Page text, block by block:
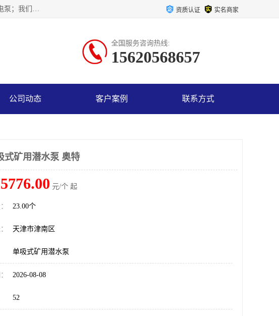
天津奥特泵业有限公司主要从事：不锈钢潜水泵、大流量潜水泵、高扬程潜水泵、矿用潜水泵、耐高温潜水泵、潜油电泵；我们以开发研制生产各种用途的水泵为主，历经十多年艰苦创业，已成为总资产达伍仟多万元，占地面积1万多平方米，年生产能力几百万（台）套，形成集设计研发、制造安装、技术服务于一体的现代规模型企业。 资质认证 实名商家
全国服务咨询热线:
15620568657
公司动态 客户案例 联系方式
式矿用潜水泵 奥特
5776.00 元/个 起
23.00个
天津市津南区
单吸式矿用潜水泵
2026-08-08
52